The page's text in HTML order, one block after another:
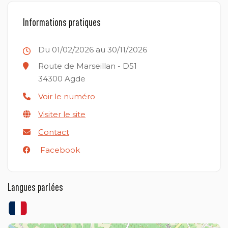
Informations pratiques
Du 01/02/2026 au 30/11/2026
Route de Marseillan - D51
34300 Agde
Voir le numéro
Visiter le site
Contact
Facebook
Langues parlées